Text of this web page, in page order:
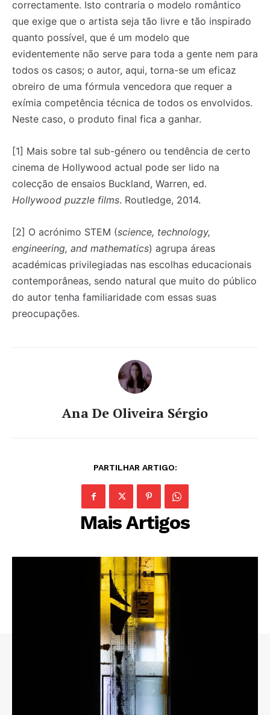
correctamente. Isto contraria o modelo romântico
que exige que o artista seja tão livre e tão inspirado
quanto possível, que é um modelo que
evidentemente não serve para toda a gente nem para
todos os casos; o autor, aqui, torna-se um eficaz
obreiro de uma fórmula vencedora que requer a
exímia competência técnica de todos os envolvidos.
Neste caso, o produto final fica a ganhar.
[1] Mais sobre tal sub-género ou tendência de certo
cinema de Hollywood actual pode ser lido na
colecção de ensaios Buckland, Warren, ed.
Hollywood puzzle films. Routledge, 2014.
[2] O acrónimo STEM (science, technology,
engineering, and mathematics) agrupa áreas
académicas privilegiadas nas escolhas educacionais
contemporâneas, sendo natural que muito do público
do autor tenha familiaridade com essas suas
preocupações.
Ana De Oliveira Sérgio
PARTILHAR ARTIGO:
Mais Artigos